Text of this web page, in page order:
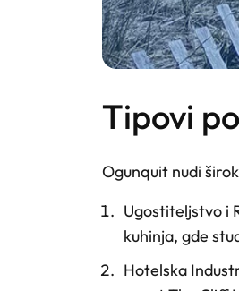
tipovi
Ogunquit nudi
Ugostiteljstvo i
kuhinja, gde
Hotelska